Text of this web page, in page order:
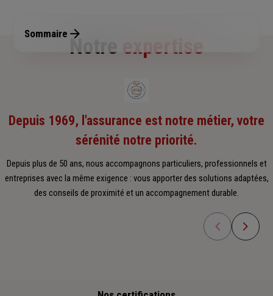
Sommaire
Notre expertise
Depuis 1969, l'assurance est notre métier, votre
sérénité notre priorité.
Depuis plus de 50 ans, nous accompagnons particuliers, professionnels et
entreprises avec la même exigence : vous apporter des solutions adaptées,
des conseils de proximité et un accompagnement durable.